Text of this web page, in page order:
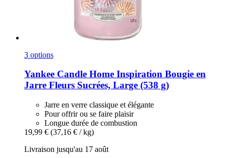
3 options
Yankee Candle Home Inspiration Bougie en
Jarre Fleurs Sucrées, Large (538 g)
Jarre en verre classique et élégante
Pour offrir ou se faire plaisir
Longue durée de combustion
19,99 € (37,16 € / kg)
Livraison jusqu'au 17 août